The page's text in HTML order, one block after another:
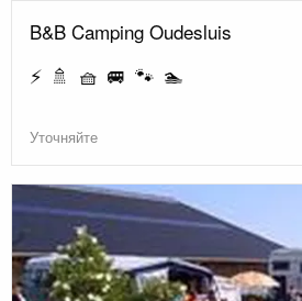
B&B Camping Oudesluis
⚡ 🚿 🧺 🚐 🐾 🏊
Уточняйте